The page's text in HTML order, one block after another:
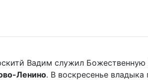
Вадим служил
Ленино. В воскресенье